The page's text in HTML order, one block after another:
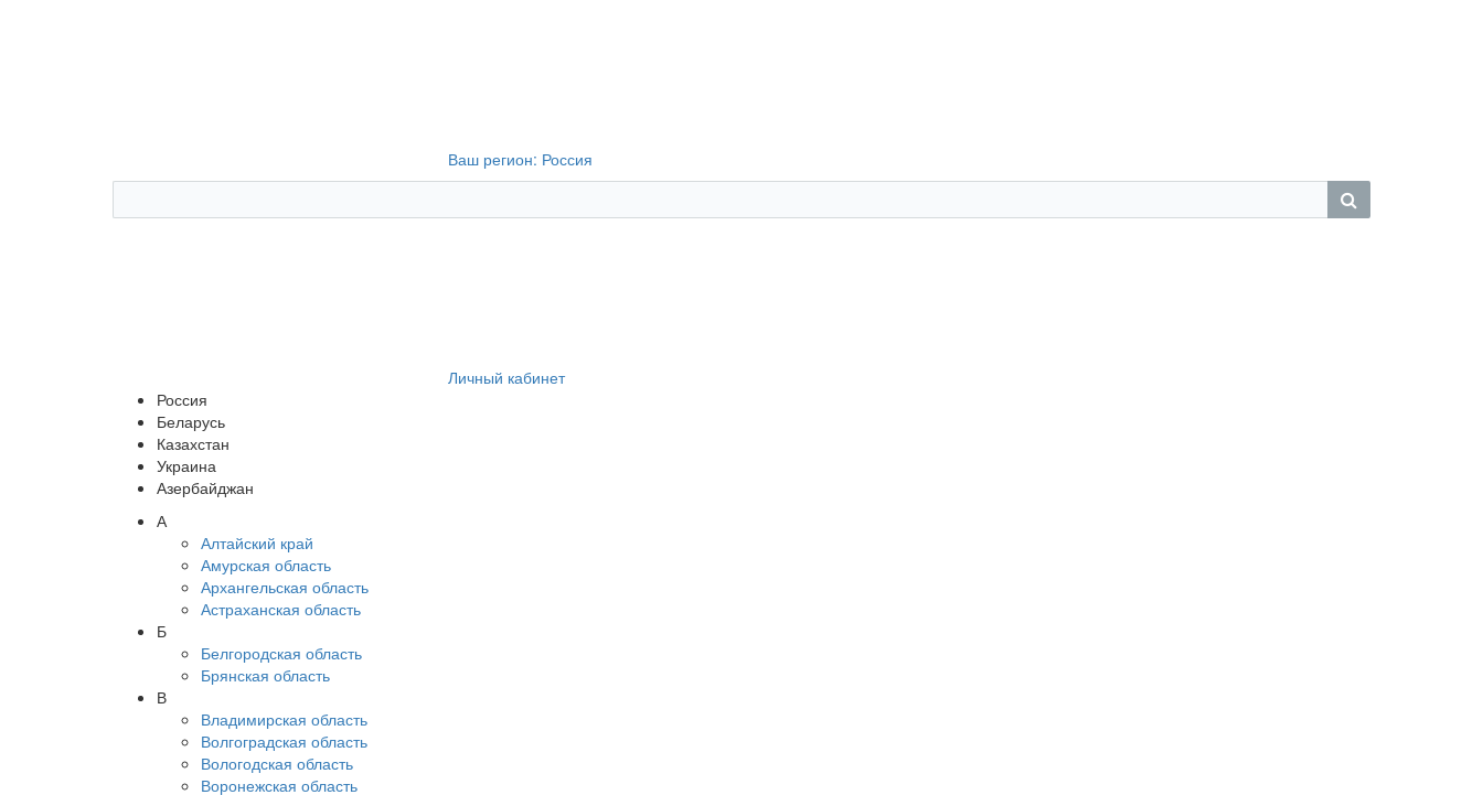
Ваш регион: Россия
Личный кабинет
Россия
Беларусь
Казахстан
Украина
Азербайджан
А
Алтайский край
Амурская область
Архангельская область
Астраханская область
Б
Белгородская область
Брянская область
В
Владимирская область
Волгоградская область
Вологодская область
Воронежская область